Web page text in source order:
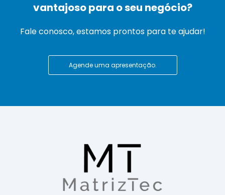
vantajoso para o seu negócio?
Fale conosco, estamos prontos para te ajudar!
Agende uma apresentação.